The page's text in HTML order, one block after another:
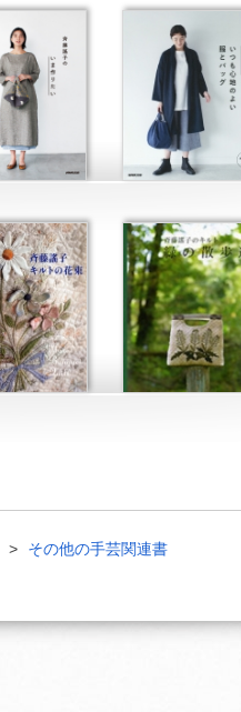
その他の手芸関連書